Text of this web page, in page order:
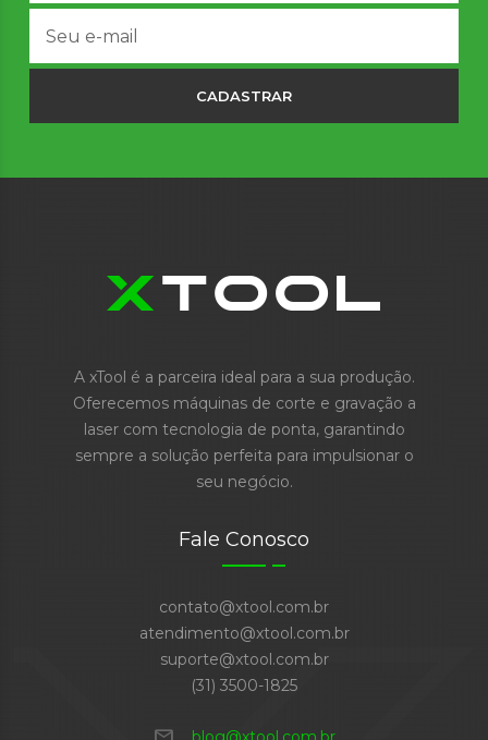
CADASTRAR
A xTool é a parceira ideal para a sua produção.
Oferecemos máquinas de corte e gravação a
laser com tecnologia de ponta, garantindo
sempre a solução perfeita para impulsionar o
seu negócio.
Fale Conosco
contato@xtool.com.br
atendimento@xtool.com.br
suporte@xtool.com.br
(31) 3500-1825